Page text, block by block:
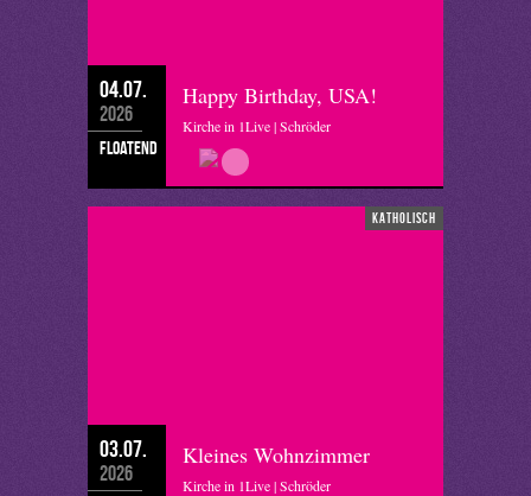
04.07.
2026
floatend
Happy Birthday, USA!
Kirche in 1Live | Schröder
katholisch
03.07.
2026
Kleines Wohnzimmer
Kirche in 1Live | Schröder